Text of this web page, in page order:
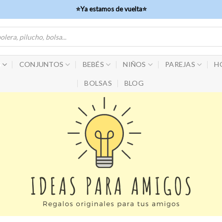
⭐Ya estamos de vuelta⭐
CONJUNTOS BEBÉS NIÑOS PAREJAS
BOLSAS BLOG